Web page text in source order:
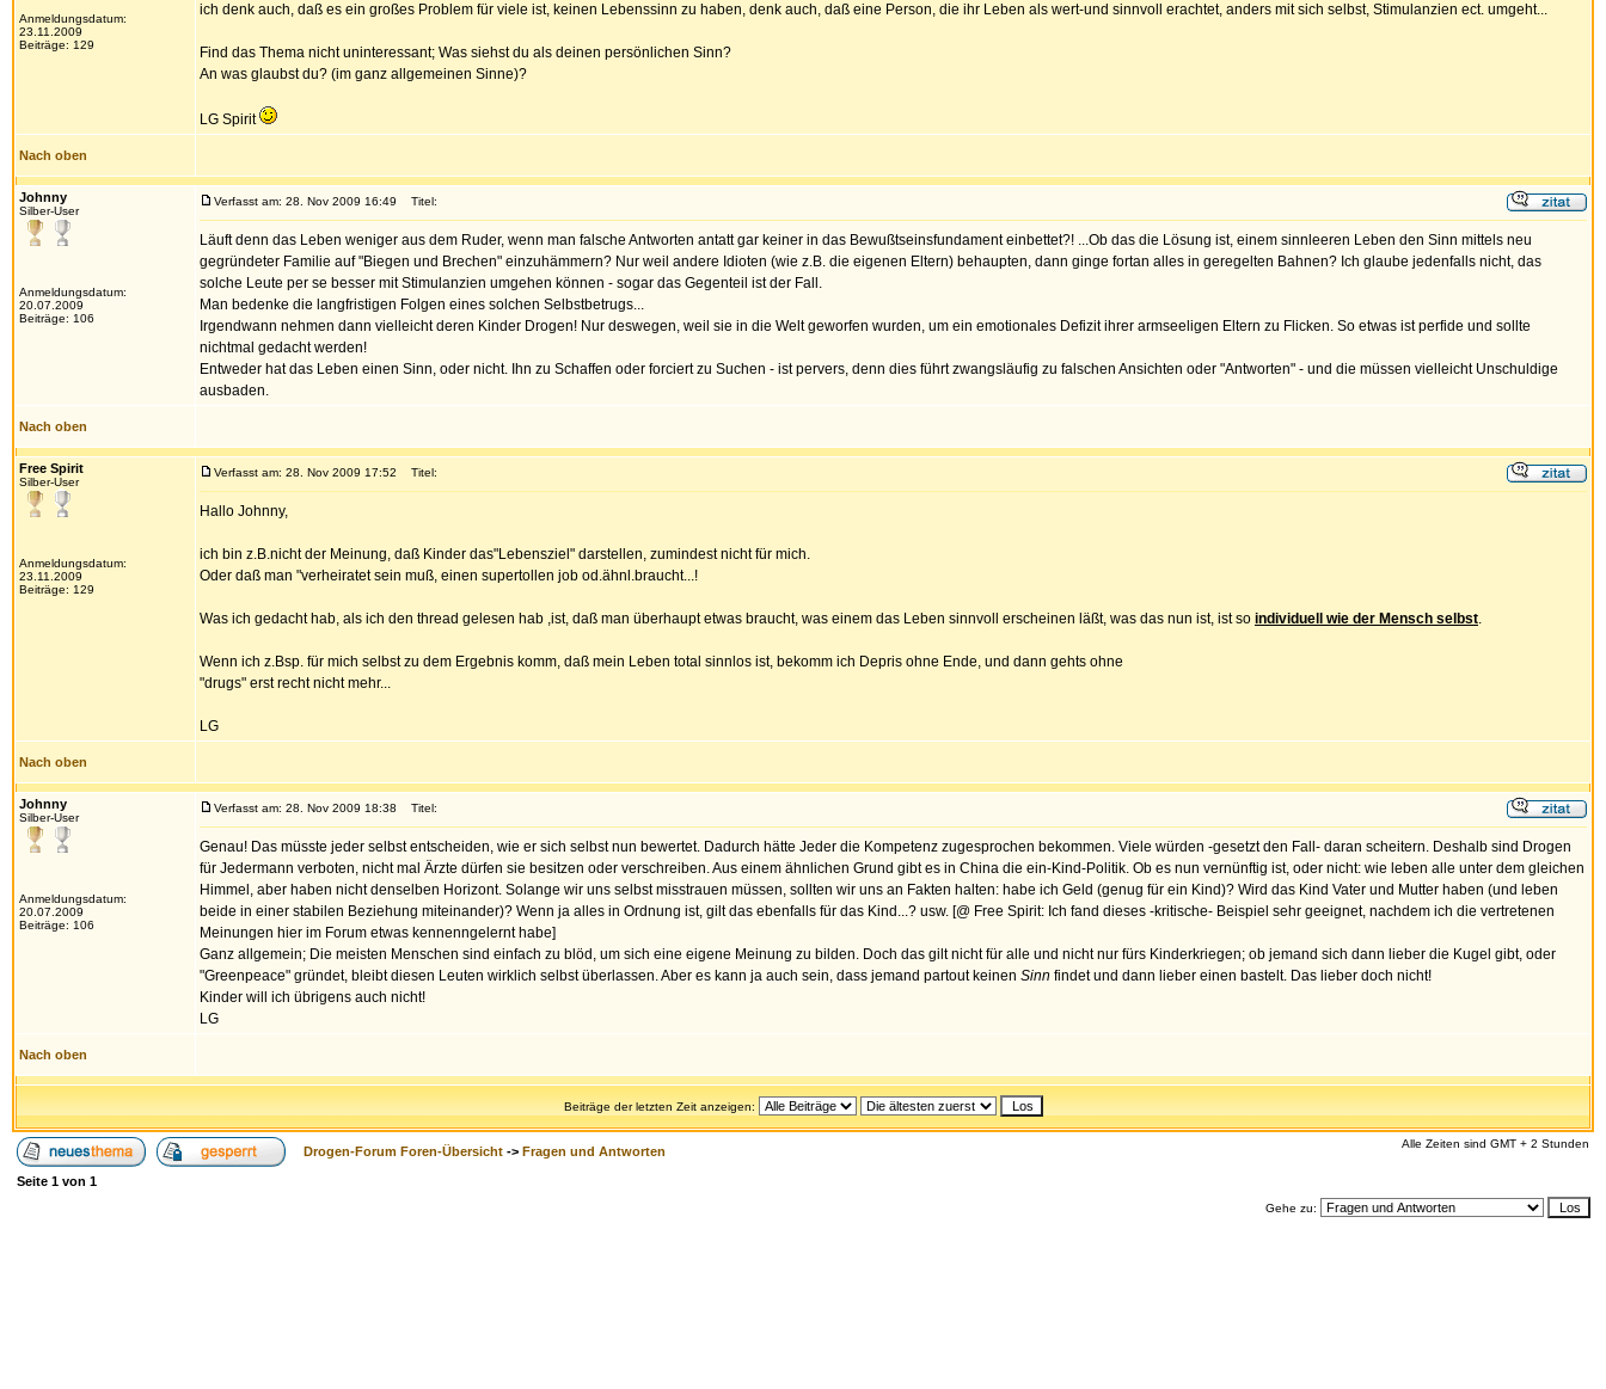
Anmeldungsdatum:
23.11.2009
Beiträge: 129
ich denk auch, daß es ein großes Problem für viele ist, keinen Lebenssinn zu haben, denk auch, daß eine Person, die ihr Leben als wert-und sinnvoll erachtet, anders mit sich selbst, Stimulanzien ect. umgeht...
Find das Thema nicht uninteressant; Was siehst du als deinen persönlichen Sinn?
An was glaubst du? (im ganz allgemeinen Sinne)?
LG Spirit
Nach oben
Johnny
Silber-User
Anmeldungsdatum:
20.07.2009
Beiträge: 106
Verfasst am: 28. Nov 2009 16:49 Titel:
Läuft denn das Leben weniger aus dem Ruder, wenn man falsche Antworten antatt gar keiner in das Bewußtseinsfundament einbettet?! ...Ob das die Lösung ist, einem sinnleeren Leben den Sinn mittels neu
gegründeter Familie auf "Biegen und Brechen" einzuhämmern? Nur weil andere Idioten (wie z.B. die eigenen Eltern) behaupten, dann ginge fortan alles in geregelten Bahnen? Ich glaube jedenfalls nicht, das
solche Leute per se besser mit Stimulanzien umgehen können - sogar das Gegenteil ist der Fall.
Man bedenke die langfristigen Folgen eines solchen Selbstbetrugs...
Irgendwann nehmen dann vielleicht deren Kinder Drogen! Nur deswegen, weil sie in die Welt geworfen wurden, um ein emotionales Defizit ihrer armseeligen Eltern zu Flicken. So etwas ist perfide und sollte
nichtmal gedacht werden!
Entweder hat das Leben einen Sinn, oder nicht. Ihn zu Schaffen oder forciert zu Suchen - ist pervers, denn dies führt zwangsläufig zu falschen Ansichten oder "Antworten" - und die müssen vielleicht Unschuldige
ausbaden.
Nach oben
Free Spirit
Silber-User
Anmeldungsdatum:
23.11.2009
Beiträge: 129
Verfasst am: 28. Nov 2009 17:52 Titel:
Hallo Johnny,
ich bin z.B.nicht der Meinung, daß Kinder das"Lebensziel" darstellen, zumindest nicht für mich.
Oder daß man "verheiratet sein muß, einen supertollen job od.ähnl.braucht...!
Was ich gedacht hab, als ich den thread gelesen hab ,ist, daß man überhaupt etwas braucht, was einem das Leben sinnvoll erscheinen läßt, was das nun ist, ist so individuell wie der Mensch selbst.
Wenn ich z.Bsp. für mich selbst zu dem Ergebnis komm, daß mein Leben total sinnlos ist, bekomm ich Depris ohne Ende, und dann gehts ohne
"drugs" erst recht nicht mehr...
LG
Nach oben
Johnny
Silber-User
Anmeldungsdatum:
20.07.2009
Beiträge: 106
Verfasst am: 28. Nov 2009 18:38 Titel:
Genau! Das müsste jeder selbst entscheiden, wie er sich selbst nun bewertet. Dadurch hätte Jeder die Kompetenz zugesprochen bekommen. Viele würden -gesetzt den Fall- daran scheitern. Deshalb sind Drogen
für Jedermann verboten, nicht mal Ärzte dürfen sie besitzen oder verschreiben. Aus einem ähnlichen Grund gibt es in China die ein-Kind-Politik. Ob es nun vernünftig ist, oder nicht: wie leben alle unter dem gleichen
Himmel, aber haben nicht denselben Horizont. Solange wir uns selbst misstrauen müssen, sollten wir uns an Fakten halten: habe ich Geld (genug für ein Kind)? Wird das Kind Vater und Mutter haben (und leben
beide in einer stabilen Beziehung miteinander)? Wenn ja alles in Ordnung ist, gilt das ebenfalls für das Kind...? usw. [@ Free Spirit: Ich fand dieses -kritische- Beispiel sehr geeignet, nachdem ich die vertretenen
Meinungen hier im Forum etwas kennenngelernt habe]
Ganz allgemein; Die meisten Menschen sind einfach zu blöd, um sich eine eigene Meinung zu bilden. Doch das gilt nicht für alle und nicht nur fürs Kinderkriegen; ob jemand sich dann lieber die Kugel gibt, oder
"Greenpeace" gründet, bleibt diesen Leuten wirklich selbst überlassen. Aber es kann ja auch sein, dass jemand partout keinen Sinn findet und dann lieber einen bastelt. Das lieber doch nicht!
Kinder will ich übrigens auch nicht!
LG
Nach oben
Beiträge der letzten Zeit anzeigen:
Drogen-Forum Foren-Übersicht -> Fragen und Antworten
Alle Zeiten sind GMT + 2 Stunden
Seite 1 von 1
Gehe zu: